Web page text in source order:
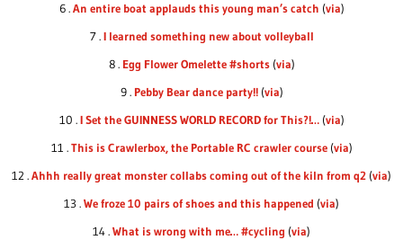
6 .An entire boat applauds this young man’s catch (via)
7 .I learned something new about volleyball
8 . Egg Flower Omelette #shorts (via)
9 . Pebby Bear dance party!! (via)
10 .I Set the GUINNESS WORLD RECORD for This?!… (via)
11 .This is Crawlerbox, the Portable RC crawler course (via)
12 .Ahhh really great monster collabs coming out of the kiln from q2 (via)
13 .We froze 10 pairs of shoes and this happened (via)
14 .What is wrong with me… #cycling (via)